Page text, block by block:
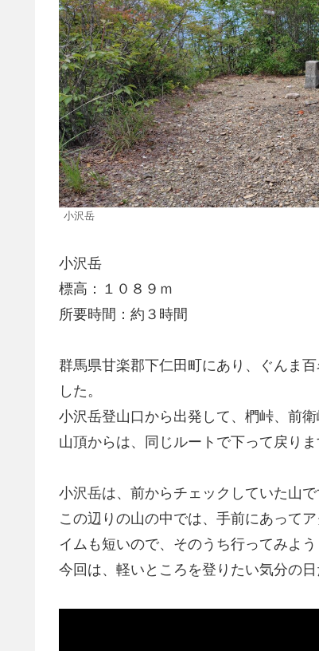
小沢岳
小沢岳
標高：１０８９ｍ
所要時間：約３時間
群馬県甘楽郡下仁田町にあり、ぐんま
した。
小沢岳登山口から出発して、椚峠、前衛
山頂からは、同じルートで下って戻りま
小沢岳は、前からチェックしていた山で
この辺りの山の中では、手前にあって
イムも短いので、そのうち行ってみよう
今回は、軽いところを登りたい気分の日